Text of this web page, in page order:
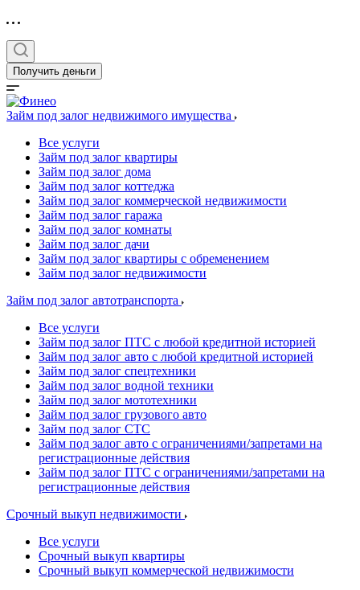
Получить деньги
Займ под залог недвижимого имущества
Все услуги
Займ под залог квартиры
Займ под залог дома
Займ под залог коттеджа
Займ под залог коммерческой недвижимости
Займ под залог гаража
Займ под залог комнаты
Займ под залог дачи
Займ под залог квартиры с обременением
Займ под залог недвижимости
Займ под залог автотранспорта
Все услуги
Займ под залог ПТС с любой кредитной историей
Займ под залог авто с любой кредитной историей
Займ под залог спецтехники
Займ под залог водной техники
Займ под залог мототехники
Займ под залог грузового авто
Займ под залог СТС
Займ под залог авто с ограничениями/запретами на
регистрационные действия
Займ под залог ПТС с ограничениями/запретами на
регистрационные действия
Срочный выкуп недвижимости
Все услуги
Срочный выкуп квартиры
Срочный выкуп коммерческой недвижимости